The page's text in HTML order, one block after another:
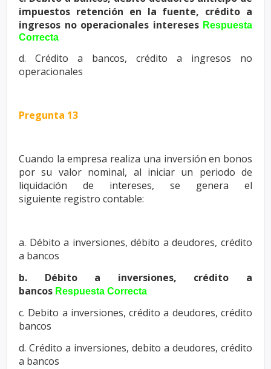
impuestos retención en la fuente, crédito a
ingresos no operacionales intereses Respuesta
Correcta
d. Crédito a bancos, crédito a ingresos no
operacionales
Pregunta 13
Cuando la empresa realiza una inversión en bonos
por su valor nominal, al iniciar un periodo de
liquidación de intereses, se genera el
siguiente registro contable:
a. Débito a inversiones, débito a deudores, crédito
a bancos
b. Débito a inversiones, crédito a
bancos Respuesta Correcta
c. Debito a inversiones, crédito a deudores, crédito
bancos
d. Crédito a inversiones, debito a deudores, crédito
a bancos